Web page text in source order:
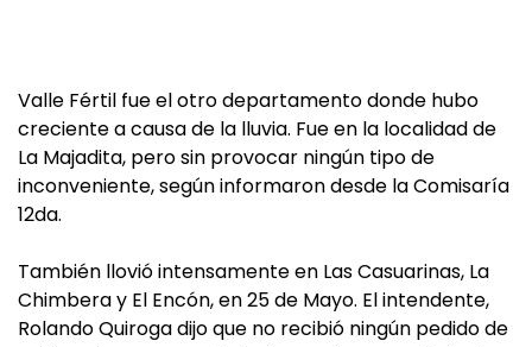
Valle Fértil fue el otro departamento donde hubo
creciente a causa de la lluvia. Fue en la localidad de
La Majadita, pero sin provocar ningún tipo de
inconveniente, según informaron desde la Comisaría
12da.
También llovió intensamente en Las Casuarinas, La
Chimbera y El Encón, en 25 de Mayo. El intendente,
Rolando Quiroga dijo que no recibió ningún pedido de